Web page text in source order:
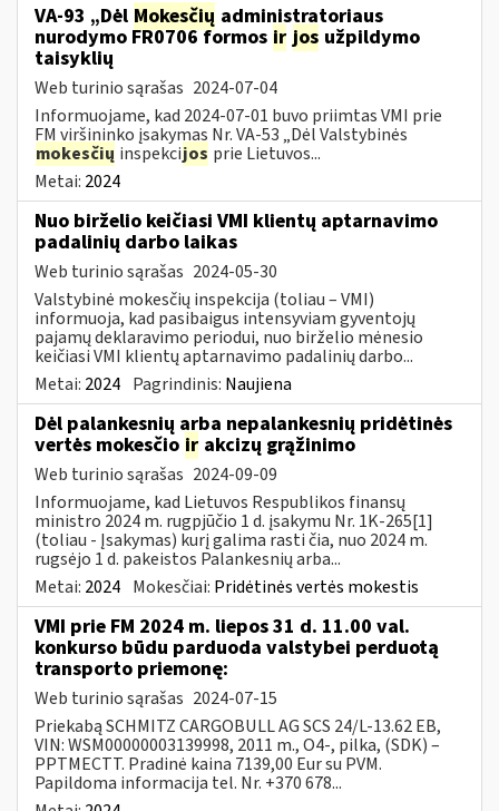
VA-93 „Dėl Mokesčių administratoriaus
nurodymo FR0706 formos ir jos užpildymo
taisyklių
Web turinio sąrašas 2024-07-04
Informuojame, kad 2024-07-01 buvo priimtas VMI prie
FM viršininko įsakymas Nr. VA-53 „Dėl Valstybinės
mokesčių inspekcijos prie Lietuvos...
Metai: 2024
Nuo birželio keičiasi VMI klientų aptarnavimo
padalinių darbo laikas
Web turinio sąrašas 2024-05-30
Valstybinė mokesčių inspekcija (toliau – VMI)
informuoja, kad pasibaigus intensyviam gyventojų
pajamų deklaravimo periodui, nuo birželio mėnesio
keičiasi VMI klientų aptarnavimo padalinių darbo...
Metai: 2024 Pagrindinis: Naujiena
Dėl palankesnių arba nepalankesnių pridėtinės
vertės mokesčio ir akcizų grąžinimo
Web turinio sąrašas 2024-09-09
Informuojame, kad Lietuvos Respublikos finansų
ministro 2024 m. rugpjūčio 1 d. įsakymu Nr. 1K-265[1]
(toliau - Įsakymas) kurį galima rasti čia, nuo 2024 m.
rugsėjo 1 d. pakeistos Palankesnių arba...
Metai: 2024 Mokesčiai: Pridėtinės vertės mokestis
VMI prie FM 2024 m. liepos 31 d. 11.00 val.
konkurso būdu parduoda valstybei perduotą
transporto priemonę:
Web turinio sąrašas 2024-07-15
Priekabą SCHMITZ CARGOBULL AG SCS 24/L-13.62 EB,
VIN: WSM00000003139998, 2011 m., O4-, pilka, (SDK) –
PPTMECTT. Pradinė kaina 7139,00 Eur su PVM.
Papildoma informacija tel. Nr. +370 678...